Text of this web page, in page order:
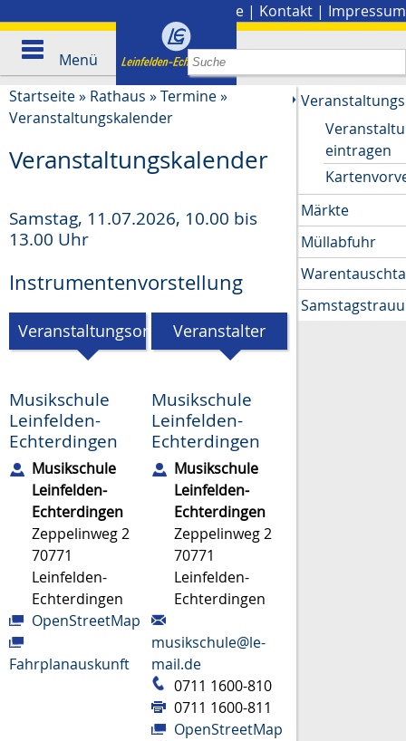
Presse | Kontakt | Impressum
Menü
Startseite» Rathaus »Termine»
Veranstaltungskalender
Veranstaltungskalender
Samstag, 11.07.2026, 10.00 bis
13.00 Uhr
Instrumentenvorstellung
Veranstaltungsort
Musikschule
Leinfelden-
Echterdingen
Musikschule
Leinfelden-
Echterdingen
Zeppelinweg 2
70771
Leinfelden-
Echterdingen
OpenStreetMap
Fahrplanauskunft
Veranstalter
Musikschule
Leinfelden-
Echterdingen
Musikschule
Leinfelden-
Echterdingen
Zeppelinweg 2
70771
Leinfelden-
Echterdingen
musikschule@le-
mail.de
0711 1600-810
0711 1600-811
OpenStreetMap
eintragen
Märkte
Müllabfuhr